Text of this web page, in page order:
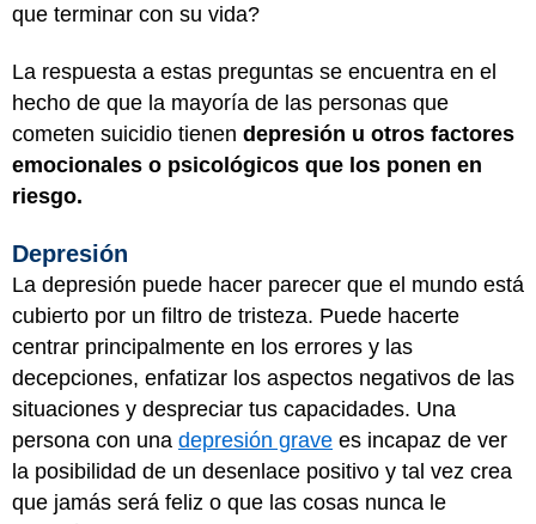
que terminar con su vida?
La respuesta a estas preguntas se encuentra en el
hecho de que la mayoría de las personas que
cometen suicidio tienen depresión u otros factores
emocionales o psicológicos que los ponen en
riesgo.
Depresión
La depresión puede hacer parecer que el mundo está
cubierto por un filtro de tristeza. Puede hacerte
centrar principalmente en los errores y las
decepciones, enfatizar los aspectos negativos de las
situaciones y despreciar tus capacidades. Una
persona con una depresión grave es incapaz de ver
la posibilidad de un desenlace positivo y tal vez crea
que jamás será feliz o que las cosas nunca le